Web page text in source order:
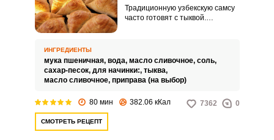
Традиционную узбекскую самсу
часто готовят с тыквой.
ИНГРЕДИЕНТЫ
мука пшеничная, вода, масло сливочное, соль,
сахар-песок, для начинки:, тыква,
масло сливочное, приправа (на выбор)
80 мин 382.06 кКал 7362 0
СМОТРЕТЬ РЕЦЕПТ